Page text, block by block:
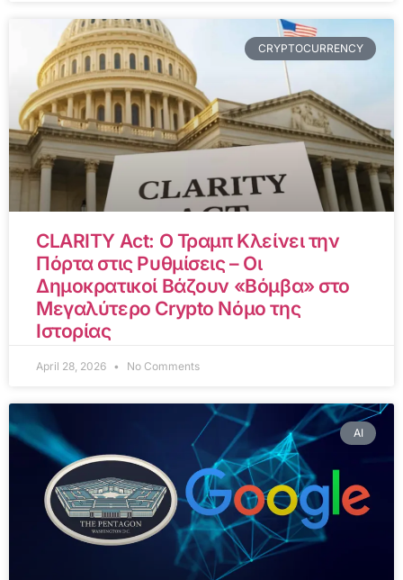
CRYPTOCURRENCY
CLARITY Act: Ο Τραμπ Κλείνει την
Πόρτα στις Ρυθμίσεις – Οι
Δημοκρατικοί Βάζουν «Βόμβα» στο
Μεγαλύτερο Crypto Νόμο της
Ιστορίας
April 28, 2026 No Comments
AI